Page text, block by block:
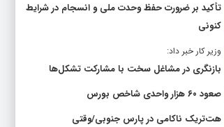
تأکید بر ضرورت حفظ وحدت ملی و انسجام در شرایط
کنونی
وزیر کار خبر داد:
بازنگری در مشاغل سخت با مشارکت تشکل‌ها
صعود ۶۰ هزار واحدی شاخص بورس
هت‌تریک ناکامی در پارس جنوبی/وقتی